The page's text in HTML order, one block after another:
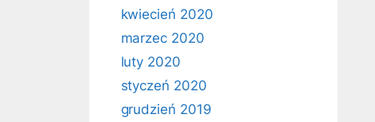
kwiecień 2020
marzec 2020
luty 2020
styczeń 2020
grudzień 2019